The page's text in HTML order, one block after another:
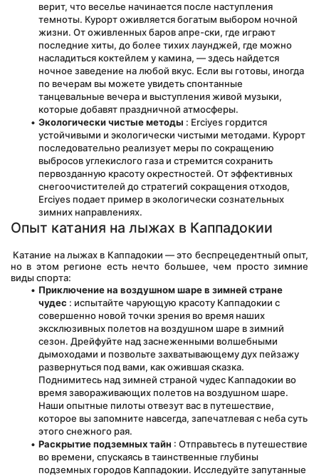
верит, что веселье начинается после наступления
темноты. Курорт оживляется богатым выбором ночной
жизни. От оживленных баров апре-ски, где играют
последние хиты, до более тихих лаунджей, где можно
насладиться коктейлем у камина, — здесь найдется
ночное заведение на любой вкус. Если вы готовы, иногда
по вечерам вы можете увидеть спонтанные
танцевальные вечера и выступления живой музыки,
которые добавят праздничной атмосферы.
Экологически чистыеметоды : Erciyes гордится
устойчивыми и экологически чистыми методами. Курорт
последовательно реализует меры по сокращению
выбросов углекислого газа и стремится сохранить
первозданную красоту окрестностей. От эффективных
снегоочистителей до стратегий сокращения отходов,
Erciyes подает пример в экологически сознательных
зимних направлениях.
Опыт катания на лыжах в Каппадокии
но в этом регионе есть нечто большее, чем просто зимние
виды спорта:
Приключение на воздушном шаре в зимней стране
чудес : испытайте чарующую красоту Каппадокии с
совершенно новой точки зрения во время наших
эксклюзивных полетов на воздушном шаре в зимний
сезон. Дрейфуйте над заснеженными волшебными
дымоходами и позвольте захватывающему дух пейзажу
развернуться под вами, как ожившая сказка.
Поднимитесь над зимней страной чудес Каппадокии во
время завораживающих полетов на воздушном шаре.
Наши опытные пилоты отвезут вас в путешествие,
которое вы запомните навсегда, запечатлевая с неба суть
этого снежного рая.
Раскрытие подземных тайн : Отправьтесь в путешествие
во времени, спускаясь в таинственные глубины
подземных городов Каппадокии. Исследуйте запутанные